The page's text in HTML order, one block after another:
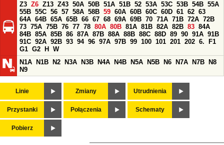
Z3 Z6 Z13 Z43 50A 50B 51A 51B 52 53A 53C 53B 54B 55A
55B 55C 56 57 58A 58B 59 60A 60B 60C 60D 61 62 63
64A 64B 65A 65B 66 67 68 69A 69B 70 71A 71B 72A 72B
73 75A 75B 76 77 78 80A 80B 81A 81B 82A 82B 83 84A
84B 85A 85B 86 87A 87B 88A 88B 88C 88D 89 90 91A 91B
91C 92A 92B 93 94 96 97A 97B 99 100 101 201 202 6.
F1
G1 G2 H
W
N1A
N1B N2 N3A N3B N4A N4B N5A N5B N6 N7A N7B
N8
N9
Linie Zmiany Utrudnienia
Przystanki Połączenia Schematy
Pobierz